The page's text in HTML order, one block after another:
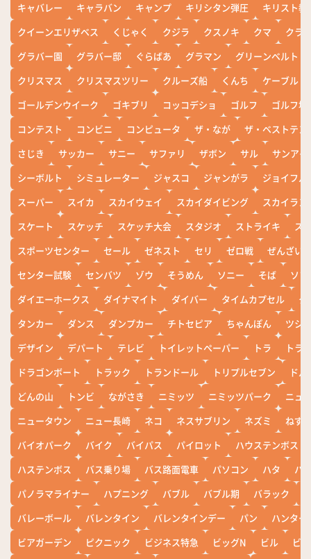
キャバレー
キャラバン キャンプ キリシタン弾圧
キリスト教
クイーンエリザベス
くじゃく クジラ クスノキ クマ
クラ
グラバー園
グラバー邸 ぐらばあ グラマン
グリーンベルト
クリスマス
クリスマスツリー クルーズ船 くんち
ケーブル
ゴールデンウイーク
ゴキブリ コッコデショ ゴルフ
ゴルフ場
コンテスト
コンビニ コンピュータ ザ・なが
ザ・ベストテン
さじき
サッカー サニー サファリ ザボン サル
サンアイ
シーボルト
シミュレーター ジャスコ ジャンがラ
ジョイフル
スーパー
スイカ スカイウェイ スカイダイビング
スカイラン
スケート
スケッチ スケッチ大会 スタジオ ストライキ
ス
スポーツセンター
セール ゼネスト セリ ゼロ戦
ぜんざい
センター試験
センバツ ゾウ そうめん ソニー そば
ソ
ダイエーホークス
ダイナマイト ダイバー タイムカプセル
タ
タンカー
ダンス ダンプカー チトセピア ちゃんぽん
ツシ
デザイン
デパート テレビ トイレットペーパー トラ
トラ
ドラゴンボート
トラック トランドール トリプルセブン
ド
どんの山
トンビ ながさき ニミッツ ニミッツパーク
ニュ
ニュータウン
ニュー長崎 ネコ ネスサブリン ネズミ
ねず
バイオパーク
バイク バイパス パイロット
ハウステンボス
ハステンボス
バス乗り場 バス路面電車 パソコン ハタ
ハ
パノラマライナー
ハプニング バブル バブル期 バラック
バレーボール
バレンタイン バレンタインデー パン
ハンター
ビアガーデン
ピクニック ビジネス特急 ビッグN ビル
ビワ